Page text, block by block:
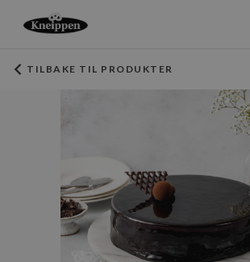
TILBAKE TIL PRODUKTER